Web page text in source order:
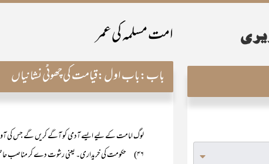
امت مسلمہ کی عمر
باب:باب اول:قیامت کی چھوٹی نشانیاں
لوگ امامت کے لیے ایسے آدمی کو آگے کریں گے جس کی
۴۶) حکومت کی خریداری۔ یعنی رشوت دے کر مناصب حاصل کیے جائیں گے۔